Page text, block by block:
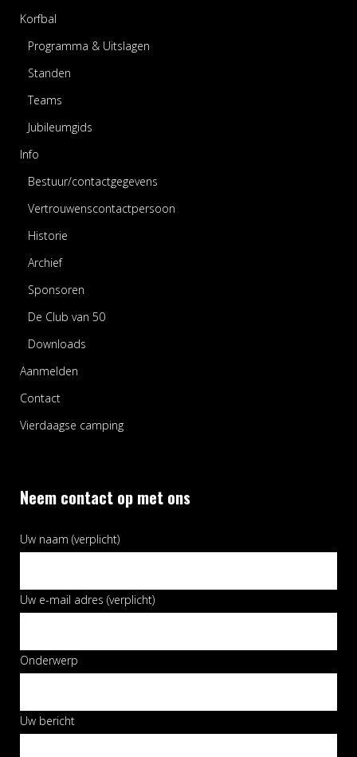
Korfbal
Programma & Uitslagen
Standen
Teams
Jubileumgids
Info
Bestuur/contactgegevens
Vertrouwenscontactpersoon
Historie
Archief
Sponsoren
De Club van 50
Downloads
Aanmelden
Contact
Vierdaagse camping
Neem contact op met ons
Uw naam (verplicht)
Uw e-mail adres (verplicht)
Onderwerp
Uw bericht